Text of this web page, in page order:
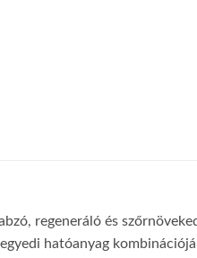
regeneráló és
hatóanyag